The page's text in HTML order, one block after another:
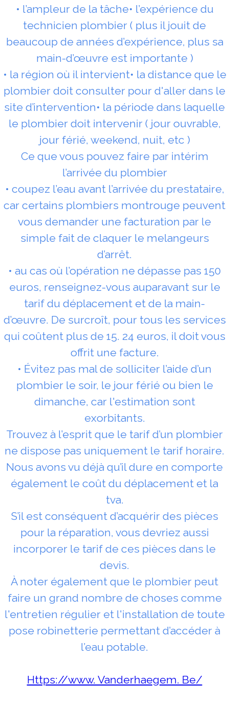
• l’ampleur de la tâche• l’expérience du
technicien plombier ( plus il jouit de
beaucoup de années d’expérience, plus sa
main-d’œuvre est importante )
• la région où il intervient• la distance que le
plombier doit consulter pour d'aller dans le
site d’intervention• la période dans laquelle
le plombier doit intervenir ( jour ouvrable,
jour férié, weekend, nuit, etc )
Ce que vous pouvez faire par intérim
l’arrivée du plombier
• coupez l’eau avant l’arrivée du prestataire,
car certains plombiers montrouge peuvent
vous demander une facturation par le
simple fait de claquer le melangeurs
d’arrêt.
• au cas où l’opération ne dépasse pas 150
euros, renseignez-vous auparavant sur le
tarif du déplacement et de la main-
d’œuvre. De surcroît, pour tous les services
qui coûtent plus de 15. 24 euros, il doit vous
offrit une facture.
• Évitez pas mal de solliciter l’aide d’un
plombier le soir, le jour férié ou bien le
dimanche, car l'estimation sont
exorbitants.
Trouvez à l’esprit que le tarif d’un plombier
ne dispose pas uniquement le tarif horaire.
Nous avons vu déjà qu’il dure en comporte
également le coût du déplacement et la
tva.
S’il est conséquent d’acquérir des pièces
pour la réparation, vous devriez aussi
incorporer le tarif de ces pièces dans le
devis.
À noter également que le plombier peut
faire un grand nombre de choses comme
l'entretien régulier et l'installation de toute
pose robinetterie permettant d’accéder à
l’eau potable.
Https://www. Vanderhaegem. Be/